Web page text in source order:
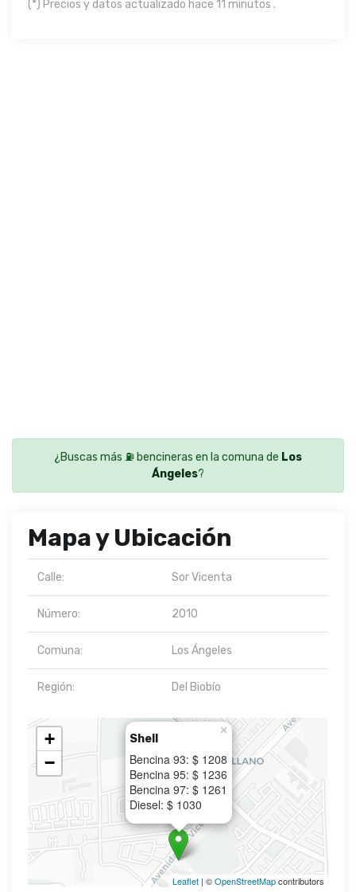
(*) Precios y datos actualizado hace 11 minutos .
¿Buscas más ⛽ bencineras en la comuna de Los
Ángeles?
Mapa y Ubicación
Calle: Sor Vicenta
Número: 2010
Comuna: Los Ángeles
Región: Del Biobío
Shell
Bencina 93: $ 1208
Bencina 95: $ 1236
Bencina 97: $ 1261
Diesel: $ 1030
×
+
−
Leaflet | ©OpenStreetMapcontributors